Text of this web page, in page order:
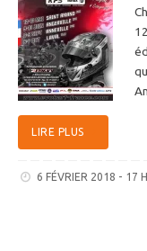
LIRE PLUS
6 FÉVRIER 2018 - 17